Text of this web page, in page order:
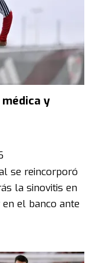
y
se reincorporó
la sinovitis en
el banco ante